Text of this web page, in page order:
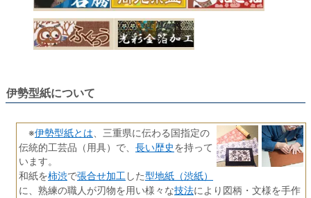
伊勢型紙について
※伊勢型紙とは、三重県に伝わる国指定の
伝統的工芸品（用具）で、 長い歴史を持って
います。
和紙を柿渋で張合せ加工 した型地紙（渋紙）
に、熟練の職人が刃物を用い様々な技法により図柄・文様を手作